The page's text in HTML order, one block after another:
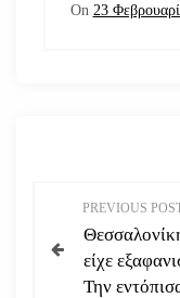
On 23
λ
PREVIOUS
είχε
Την